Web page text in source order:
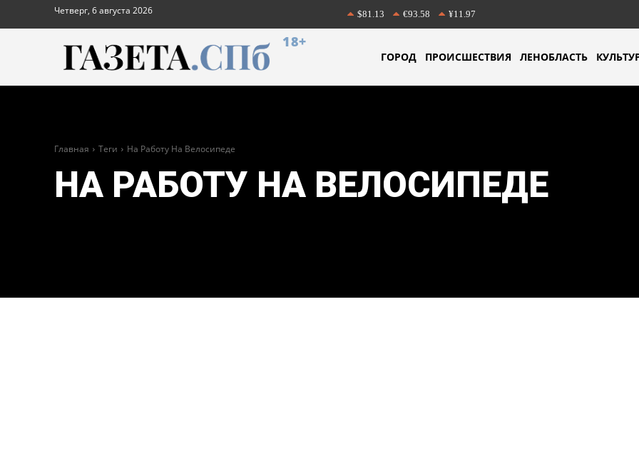
Четверг, 6 августа 2026 $81.13 €93.58 ¥11.97
18+
ГОРОД ПРОИСШЕСТВИЯ ЛЕНОБЛАСТЬ
Главная Теги На Работу На Велосипеде
НА РАБОТУ НА ВЕЛОСИПЕДЕ